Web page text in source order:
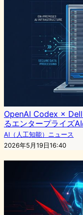
OpenAI Codex × Dell
るエンタープライズ
AI（人工知能）ニュース
2026年5月19日16:40